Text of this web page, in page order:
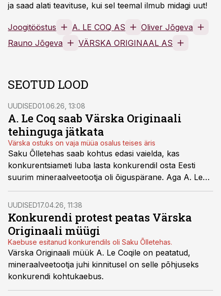
ja saad alati teavituse, kui sel teemal ilmub midagi uut!
Joogitööstus A. LE COQ AS
Oliver Jõgeva
Rauno Jõgeva
VÄRSKA ORIGINAAL AS
SEOTUD LOOD
UUDISED01.06.26, 13:08
A. Le Coq saab Värska Originaali
tehinguga jätkata
Värska ostuks on vaja müüa osalus teises äris
Saku Õlletehas saab kohtus edasi vaielda, kas
konkurentsiameti luba lasta konkurendil osta Eesti
suurim mineraalveetootja oli õiguspärane. Aga A. Le
Coq saab Värska omandamisega edasi minna ning
õiguskaitse seda tehingut enam ei takistata.
UUDISED17.04.26, 11:38
Konkurendi protest peatas Värska
Originaali müügi
Kaebuse esitanud konkurendils oli Saku Õlletehas.
Värska Originaali müük A. Le Coqile on peatatud,
mineraalveetootja juhi kinnitusel on selle põhjuseks
konkurendi kohtukaebus.